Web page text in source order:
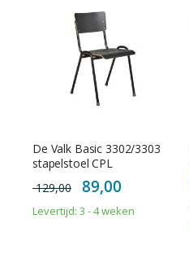
De Valk Basic 3302/3303
stapelstoel CPL
129,00
Special
Price
89,00
Levertijd: 3 - 4 weken